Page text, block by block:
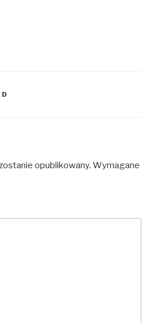
opublikowany. Wymagane